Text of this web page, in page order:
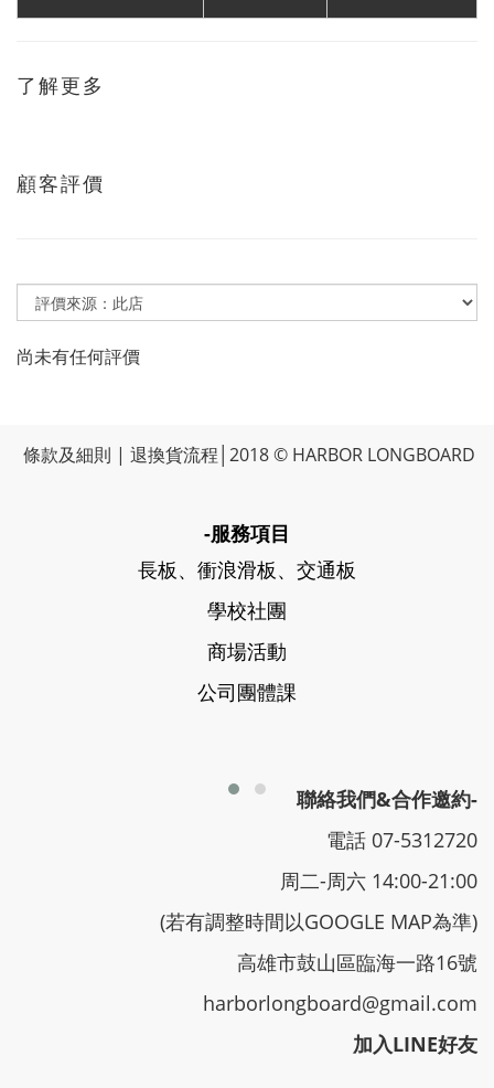
了解更多
顧客評價
尚未有任何評價
條款及細則 | 退換貨流程 │2018 © HARBOR LONGBOARD
-服務項目
長板、衝浪滑板、交通板
學校社團
商場活動
公司團體課
聯絡我們&合作邀約-
電話 07-5312720
周二-周六 14:00-21:00
(若有調整時間以GOOGLE MAP為準)
高雄市鼓山區臨海一路16號
harborlongboard@gmail.com
加入LINE好友